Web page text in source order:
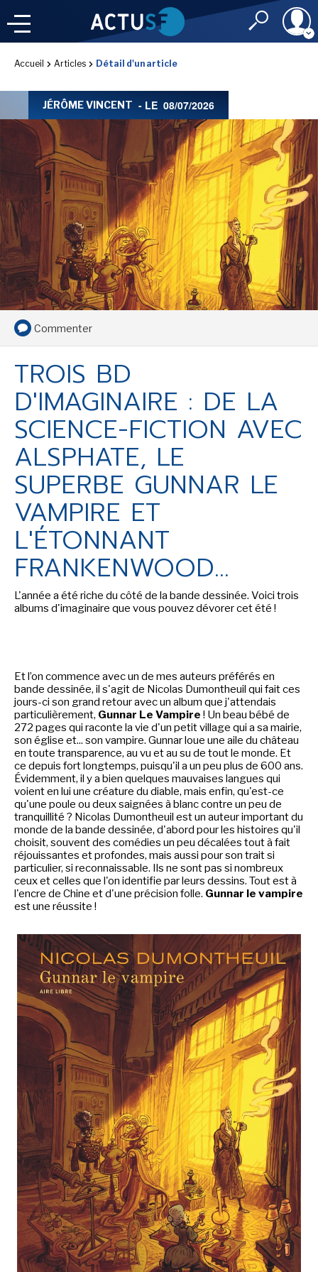
Mot de passe
Rester
CONNEXION
J'ai oublié mon
Toujours pas
NOSRUBRIQUES
LES UTOPIALES 2025
IMAGINALES 2026
CINÉMA ET SÉRIES
LES ACTUALITÉS DE J.R.R. TOLKIEN
VOIR TOUTES LES RUBRIQUES
BD JEUNESSE
LIVRE FILM
SÉRIE TV
ÉVÉNEMENTS
CONVENTION
SPECTACLE
DÉBAT
EMISSION
AUTEURS&ÉDITEURS
AUTEURS & ARTISTES
EDITEURS & COLLECTIONS
LES PARUTIONS/SORTIES
Accueil Articles Détail d'un article
JÉRÔME VINCENT - LE 08/07/2026
Commenter
TROIS BD
D'IMAGINAIRE : DE LA
SCIENCE-FICTION AVEC
ALSPHATE, LE
SUPERBE GUNNAR LE
VAMPIRE ET
L'ÉTONNANT
FRANKENWOOD...
L'année a été riche du côté de la bande dessinée. Voici trois
albums d'imaginaire que vous pouvez dévorer cet été !
Et l’on commence avec un de mes auteurs préférés en
bande dessinée, il s'agit de Nicolas Dumontheuil qui fait ces
jours-ci son grand retour avec un album que j'attendais
particulièrement, Gunnar Le Vampire ! Un beau bébé de
272 pages qui raconte la vie d'un petit village qui a sa mairie,
son église et... son vampire. Gunnar loue une aile du château
en toute transparence, au vu et au su de tout le monde. Et
ce depuis fort longtemps, puisqu'il a un peu plus de 600 ans.
Évidemment, il y a bien quelques mauvaises langues qui
voient en lui une créature du diable, mais enfin, qu'est-ce
qu'une poule ou deux saignées à blanc contre un peu de
tranquillité ? Nicolas Dumontheuil est un auteur important du
monde de la bande dessinée, d'abord pour les histoires qu'il
choisit, souvent des comédies un peu décalées tout à fait
réjouissantes et profondes, mais aussi pour son trait si
particulier, si reconnaissable. Ils ne sont pas si nombreux
ceux et celles que l'on identifie par leurs dessins. Tout est à
l'encre de Chine et d'une précision folle. Gunnar le vampire
est une réussite !